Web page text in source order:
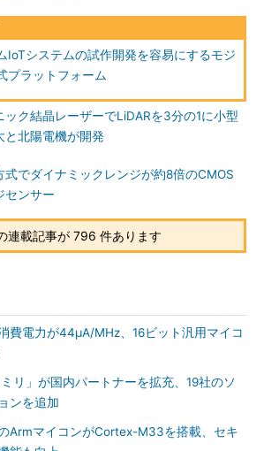
IoTシステムの試作開発を容易にするモジ
プラットフォーム
ック結晶レーザーでLiDARを3分の1に小型
と北陽電機が開発
式でダイナミックレンジが約8倍のCMOS
センサー
連載記事が 796 件あります
費電力が44μA/MHz、16ビット汎用マイコ
ミリ」が国内パートナーを拡充、19社のソ
ンを追加
ArmマイコンがCortex-M33を搭載、セキ